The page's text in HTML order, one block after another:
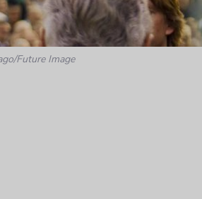
Future Image